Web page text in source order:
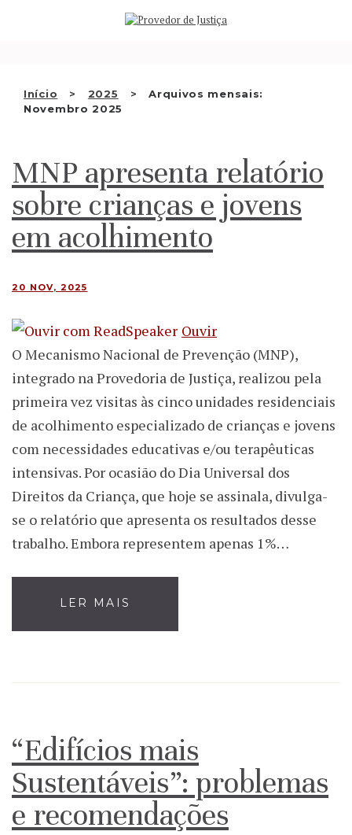
Início 2025
Arquivos mensais:
Novembro 2025
QUEM SOMOS
RECOMENDAÇÕES E OUTRAS
DECISÕES
APRESENTAR QUEIXA
PT
MNP apresenta relatório
sobre crianças e jovens
em acolhimento
20 NOV, 2025
Ouvir
O Mecanismo Nacional de Prevenção (MNP),
integrado na Provedoria de Justiça, realizou pela
primeira vez visitas às cinco unidades residenciais
de acolhimento especializado de crianças e jovens
com necessidades educativas e/ou terapêuticas
intensivas. Por ocasião do Dia Universal dos
Direitos da Criança, que hoje se assinala, divulga-
se o relatório que apresenta os resultados desse
trabalho. Embora representem apenas 1%…
LER MAIS
“Edifícios mais
Sustentáveis”: problemas
e recomendações